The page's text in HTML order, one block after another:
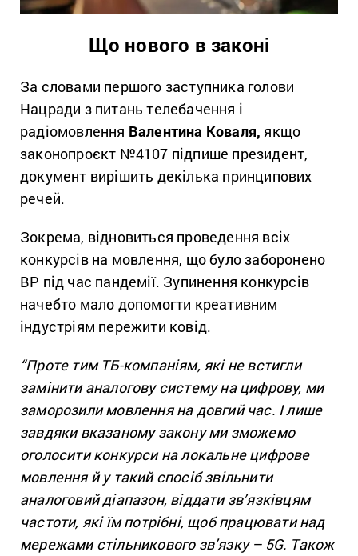
Що нового в законі
За словами першого заступника голови
Нацради з питань телебачення і
радіомовлення Валентина Коваля, якщо
законопроєкт №4107 підпише президент,
документ вирішить декілька принципових
речей.
Зокрема, відновиться проведення всіх
конкурсів на мовлення, що було заборонено
ВР під час пандемії. Зупинення конкурсів
начебто мало допомогти креативним
індустріям пережити ковід.
“Проте тим ТБ-компаніям, які не встигли
замінити аналогову систему на цифрову, ми
заморозили мовлення на довгий час. І лише
завдяки вказаному закону ми зможемо
оголосити конкурси на локальне цифрове
мовлення й у такий спосіб звільнити
аналоговий діапазон, віддати зв’язківцям
частоти, які їм потрібні, щоб працювати над
мережами стільникового зв’язку – 5G. Також